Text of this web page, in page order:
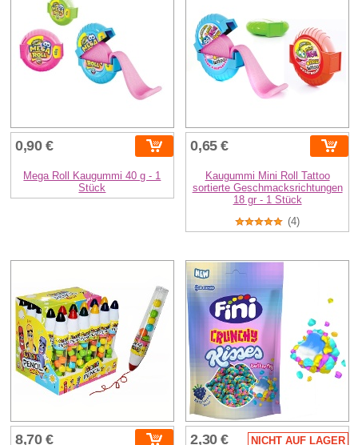
0,90 €
Mega Roll Kaugummi 40 g - 1
Stück
0,65 €
Kaugummi Mini Roll Tattoo
sortierte Geschmacksrichtungen
18 gr - 1 Stück
(4)
8,70 € 2,30 € NICHT AUF LAGER